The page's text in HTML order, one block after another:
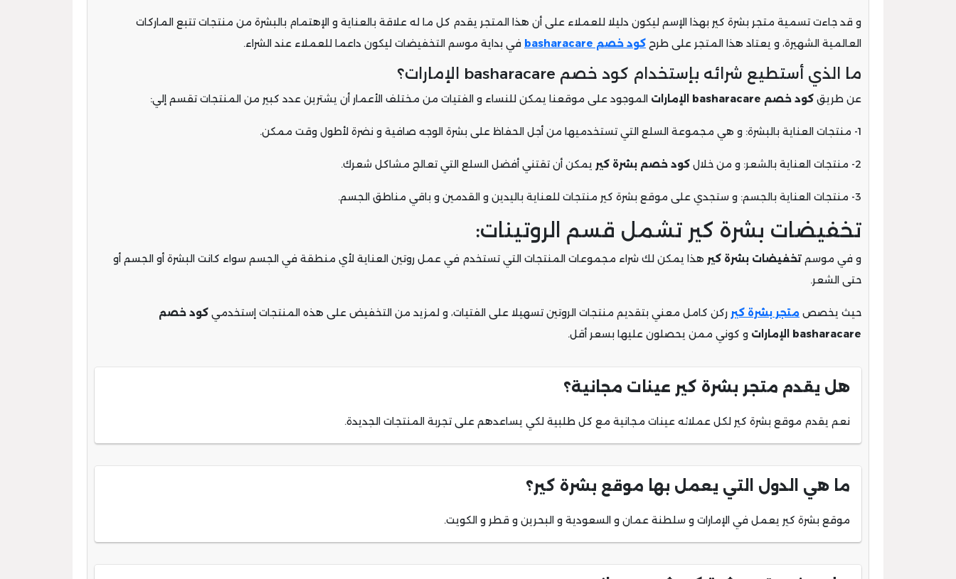
و قد جاءت تسمية متجر بشرة كير بهذا الإسم ليكون دليلا للعملاء على أن هذا المتجر يقدم كل ما له علاقة بالعناية و الإهتمام بالبشرة من منتجات تتبع الماركات
العالمية الشهيرة، و يعتاد هذا المتجر على طرح كود خصم basharacare في بداية موسم التخفيضات ليكون داعما للعملاء عند الشراء.
ما الذي أستطيع شرائه بإستخدام كود خصم basharacare الإمارات؟
عن طريق كود خصم basharacare الإمارات الموجود على موقعنا يمكن للنساء و الفتيات من مختلف الأعمار أن يشترين عدد كبير من المنتجات تقسم إلي:
1- منتجات العناية بالبشرة: و هي مجموعة السلع التي تستخدميها من أجل الحفاظ على بشرة الوجه صافية و نضرة لأطول وقت ممكن.
2- منتجات العناية بالشعر: و من خلال كود خصم بشرة كير يمكن أن تقتني أفضل السلع التي تعالج مشاكل شعرك.
3- منتجات العناية بالجسم: و ستجدي على موقع بشرة كير منتجات للعناية باليدين و القدمين و باقي مناطق الجسم.
تخفيضات بشرة كير تشمل قسم الروتينات:
و في موسم تخفيضات بشرة كير هذا يمكن لك شراء مجموعات المنتجات التي تستخدم في عمل روتين العناية لأي منطقة في الجسم سواء كانت البشرة أو الجسم أو
حتى الشعر.
حيث يخصص متجر بشرة كير ركن كامل معني بتقديم منتجات الروتين تسهيلا على الفتيات، و لمزيد من التخفيض على هذه المنتجات إستخدمي كود خصم
basharacare الإمارات
و كوني ممن يحصلون عليها بسعر أقل.
هل يقدم متجر بشرة كير عينات مجانية؟
نعم يقدم موقع بشرة كير لكل عملائه عينات مجانية مع كل طلبية لكي يساعدهم على تجربة المنتجات الجديدة.
ما هي الدول التي يعمل بها موقع بشرة كير؟
موقع بشرة كير يعمل في الإمارات و سلطنة عمان و السعودية و البحرين و قطر و الكويت.